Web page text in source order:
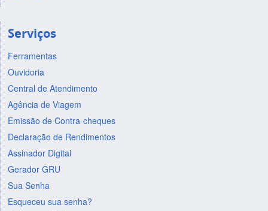
Serviços
Ferramentas
Ouvidoria
Central de Atendimento
Agência de Viagem
Emissão de Contra-cheques
Declaração de Rendimentos
Assinador Digital
Gerador GRU
Sua Senha
Esqueceu sua senha?